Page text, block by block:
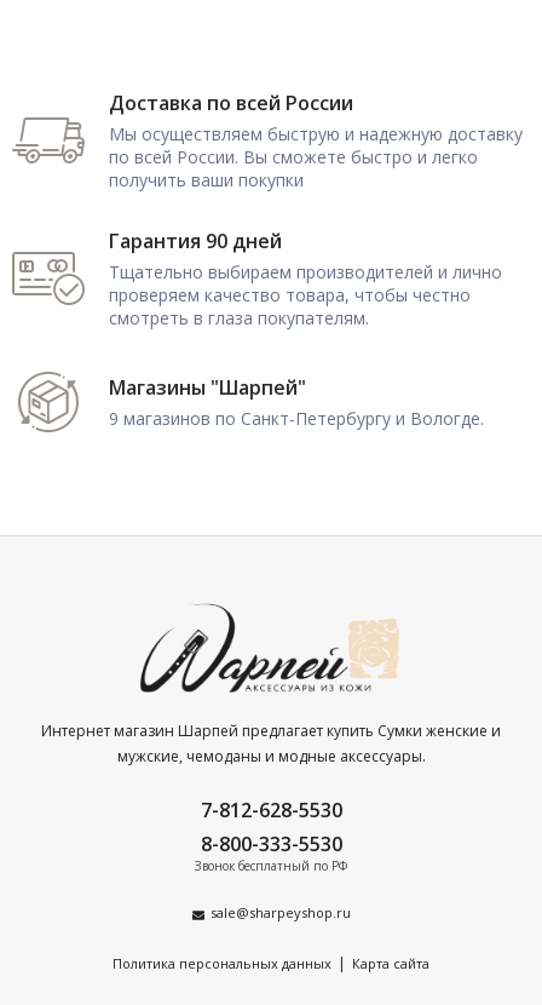
Доставка по всей России
Мы осуществляем быструю и надежную доставку
по всей России. Вы сможете быстро и легко
получить ваши покупки
Гарантия 90 дней
Тщательно выбираем производителей и лично
проверяем качество товара, чтобы честно
смотреть в глаза покупателям.
Магазины "Шарпей"
9 магазинов по Санкт-Петербургу и Вологде.
Интернет магазин Шарпей предлагает купить Сумки женские и
мужские, чемоданы и модные аксессуары.
7-812-628-5530
8-800-333-5530
Звонок бесплатный по РФ
sale@sharpeyshop.ru
Политика персональных данных | Карта сайта